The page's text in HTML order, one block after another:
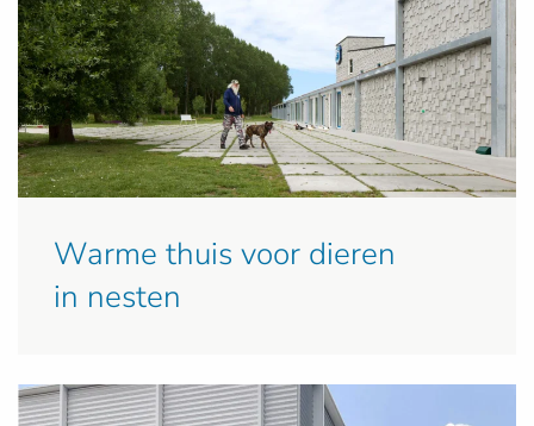
Warme thuis voor dieren
in nesten